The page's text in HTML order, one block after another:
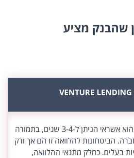
שהבנק מציע
VENTURE LENDING הוא אשראי הניתן ל-3-4 שנים, בתמורה
הביטחונות להלוואה זו הם אך ורק
בעלים. כחלק מתנאי ההלוואה,